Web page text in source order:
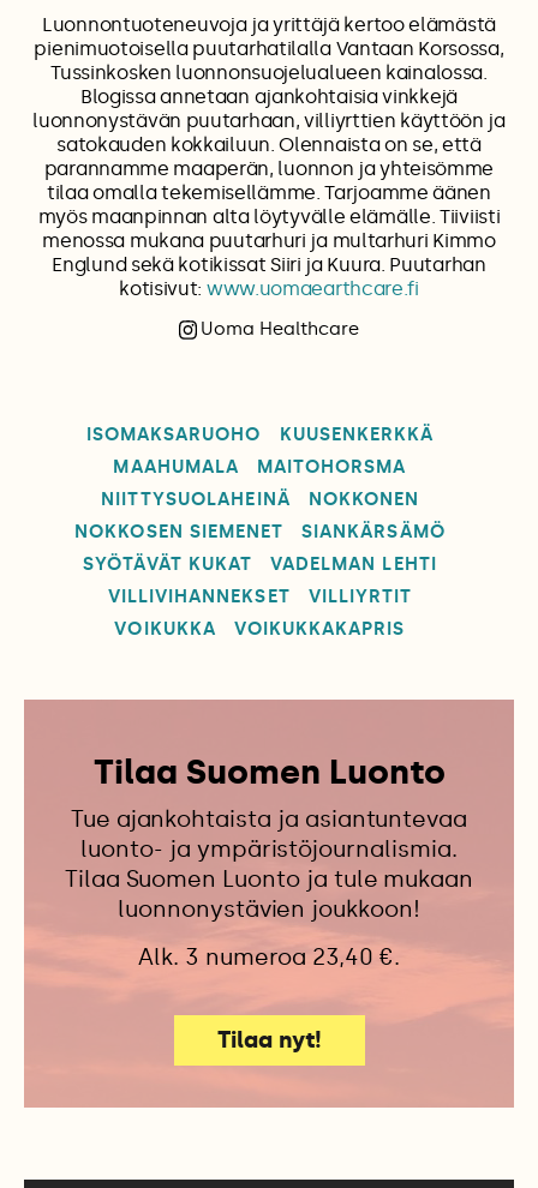
Luonnontuoteneuvoja ja yrittäjä kertoo elämästä
pienimuotoisella puutarhatilalla Vantaan Korsossa,
Tussinkosken luonnonsuojelualueen kainalossa.
Blogissa annetaan ajankohtaisia vinkkejä
luonnonystävän puutarhaan, villiyrttien käyttöön ja
satokauden kokkailuun. Olennaista on se, että
parannamme maaperän, luonnon ja yhteisömme
tilaa omalla tekemisellämme. Tarjoamme äänen
myös maanpinnan alta löytyvälle elämälle. Tiiviisti
menossa mukana puutarhuri ja multarhuri Kimmo
Englund sekä kotikissat Siiri ja Kuura. Puutarhan
kotisivut: www.uomaearthcare.fi
Uoma Healthcare
ISOMAKSARUOHO
KUUSENKERKKÄ
MAAHUMALA
MAITOHORSMA
NIITTYSUOLAHEINÄ
NOKKONEN
NOKKOSEN SIEMENET
SIANKÄRSÄMÖ
SYÖTÄVÄT KUKAT
VADELMAN LEHTI
VILLIVIHANNEKSET
VILLIYRTIT
VOIKUKKA
VOIKUKKAKAPRIS
Tilaa Suomen Luonto
Tue ajankohtaista ja asiantuntevaa
luonto- ja ympäristöjournalismia.
Tilaa Suomen Luonto ja tule mukaan
luonnonystävien joukkoon!
Alk. 3 numeroa 23,40 €.
Tilaa nyt!